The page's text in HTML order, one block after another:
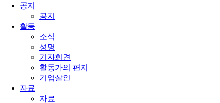
공지
공지
활동
소식
성명
기자회견
활동가의 편지
기업살인
자료
자료